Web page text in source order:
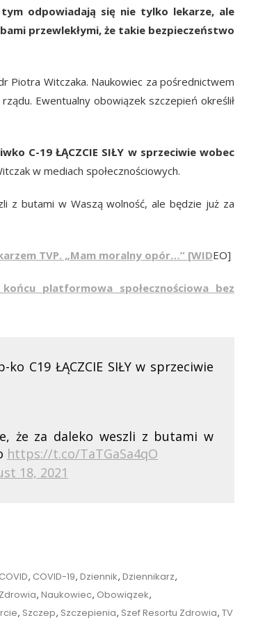
odpowiadają się nie tylko lekarze, ale
przewlekłymi, że takie bezpieczeństwo
Piotra Witczaka. Naukowiec za pośrednictwem
Ewentualny obowiązek szczepień określił
C-19 ŁĄCZCIE SIŁY w sprzeciwie wobec
w mediach społecznościowych.
z butami w Waszą wolność, ale będzie już za
TVP. „Mam moralny opór…” [WIDEO]
platformowa społecznościowa bez
ko C19 ŁĄCZCIE SIŁY w sprzeciwie
że za daleko weszli z butami w
https://t.co/TaTGaSa4qO
18, 2021
COVID, COVID-19, Dziennik, Dziennikarz,
, Naukowiec, Obowiązek,
, Szczep, Szczepienia, Szef Resortu Zdrowia, TV